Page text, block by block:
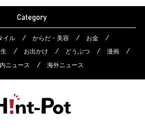
Category
イル からだ・美容
お金
お出かけ どうぶつ
漫画
ニュース 海外ニュース